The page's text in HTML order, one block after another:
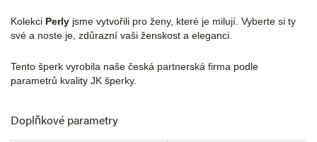
Kolekci Perly jsme vytvořili pro ženy, které je milují. Vyberte si ty
své a noste je, zdůrazní vaši ženskost a eleganci.
Tento šperk vyrobila naše česká partnerská firma podle
parametrů kvality JK šperky.
Doplňkové parametry